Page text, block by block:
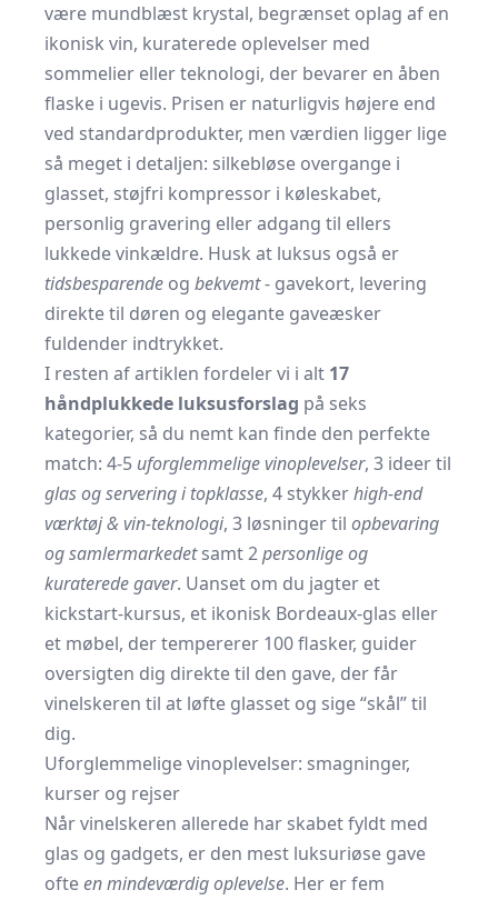
være mundblæst krystal, begrænset oplag af en
ikonisk vin, kuraterede oplevelser med
sommelier eller teknologi, der bevarer en åben
flaske i ugevis. Prisen er naturligvis højere end
ved standard­produkter, men værdien ligger lige
så meget i detaljen: silkebløse overgange i
glasset, støjfri kompressor i køleskabet,
personlig gravering eller adgang til ellers
lukkede vinkældre. Husk at luksus også er
tidsbesparende og bekvemt- gavekort, levering
direkte til døren og elegante gaveæsker
fuldender indtrykket.
I resten af artiklen fordeler vi i alt 17
håndplukkede luksus­forslag på seks
kategorier, så du nemt kan finde den perfekte
match: 4-5 uforglemmelige vin­oplevelser, 3 ideer til
glas og servering i topklasse, 4 stykkerhigh-end
værktøj & vin-teknologi, 3 løsninger til opbevaring
og samlermarkedetsamt 2personlige og
kuraterede gaver. Uanset om du jagter et
kickstart-kursus, et ikonisk Bordeaux-glas eller
et møbel, der tempererer 100 flasker, guider
oversigten dig direkte til den gave, der får
vinelskeren til at løfte glasset og sige “skål” til
dig.
Uforglemmelige vinoplevelser: smagninger,
kurser og rejser
Når vinelskeren allerede har skabet fyldt med
glas og gadgets, er den mest luksuriøse gave
ofteen minde­vær­dig oplevelse. Her er fem